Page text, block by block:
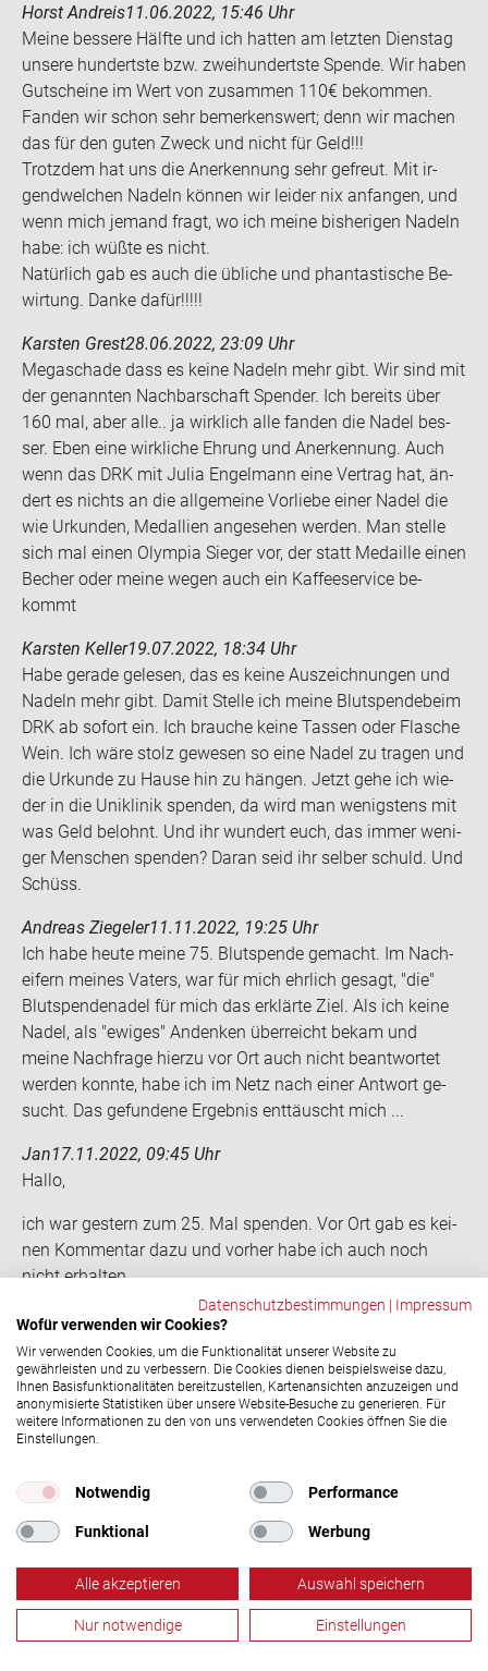
Horst Andreis11.06.2022, 15:46 Uhr
Meine bes­se­re Hälf­te und ich hat­ten am letz­ten Diens­tag
un­se­re hun­derts­te bzw. zwei­hun­derts­te Spen­de. Wir haben
Gut­schei­ne im Wert von zu­sam­men 110€ be­kom­men.
Fan­den wir schon sehr be­mer­kens­wert; denn wir ma­chen
das für den guten Zweck und nicht für Geld!!!
Trotz­dem hat uns die An­er­ken­nung sehr ge­freut. Mit ir­
gend­wel­chen Na­deln kön­nen wir lei­der nix an­fan­gen, und
wenn mich je­mand fragt, wo ich meine bis­he­ri­gen Na­deln
habe: ich wüßte es nicht.
Na­tür­lich gab es auch die üb­li­che und phan­tas­ti­sche Be­
wir­tung. Danke dafür!!!!!
Karsten Grest28.06.2022, 23:09 Uhr
Me­ga­scha­de dass es keine Na­deln mehr gibt. Wir sind mit
der ge­nann­ten Nach­bar­schaft Spen­der. Ich be­reits über
160 mal, aber alle.. ja wirk­lich alle fan­den die Nadel bes­
ser. Eben eine wirk­li­che Eh­rung und An­er­ken­nung. Auch
wenn das DRK mit Julia En­gel­mann eine Ver­trag hat, än­
dert es nichts an die all­ge­mei­ne Vor­lie­be einer Nadel die
wie Ur­kun­den, Medal­li­en an­ge­se­hen wer­den. Man stel­le
sich mal einen Olym­pia Sie­ger vor, der statt Me­dail­le einen
Be­cher oder meine wegen auch ein Kaf­fee­ser­vice be­
kommt
Karsten Keller19.07.2022, 18:34 Uhr
Habe ge­ra­de ge­le­sen, das es keine Aus­zeich­nun­gen und
Na­deln mehr gibt. Damit Stel­le ich meine Blut­spen­de­beim
DRK ab so­fort ein. Ich brau­che keine Tas­sen oder Fla­sche
Wein. Ich wäre stolz ge­we­sen so eine Nadel zu tra­gen und
die Ur­kun­de zu Hause hin zu hän­gen. Jetzt gehe ich wie­
der in die Uni­kli­nik spen­den, da wird man we­nigs­tens mit
was Geld be­lohnt. Und ihr wun­dert euch, das immer we­ni­
ger Men­schen spen­den? Daran seid ihr sel­ber schuld. Und
Schüss.
Andreas Ziegeler11.11.2022, 19:25 Uhr
Ich habe heute meine 75. Blut­spen­de ge­macht. Im Nach­
ei­fern mei­nes Va­ters, war für mich ehr­lich ge­sagt, "die"
Blut­spen­de­na­del für mich das er­klär­te Ziel. Als ich keine
Nadel, als "ewi­ges" An­denken über­reicht bekam und
meine Nach­fra­ge hier­zu vor Ort auch nicht be­ant­wor­tet
wer­den konn­te, habe ich im Netz nach einer Ant­wort ge­
sucht. Das ge­fun­de­ne Er­geb­nis ent­täuscht mich ...
Jan17.11.2022, 09:45 Uhr
Hallo,
ich war ges­tern zum 25. Mal spen­den. Vor Ort gab es kei­
nen Kom­men­tar dazu und vor­her habe ich auch noch
nicht er­hal­ten.
Wie komme ich zu mei­nen Ehren?
BG
Laura Pagel17.11.2022, 12:15 Uhr
Hallo Jan, es kann passieren, dass vor Ort ein
Spendejubiläum übersehen wir. Das sollte es natürlich
nicht und wir entschuldigen uns dafür bei dir! Bitte
11, damit wir dir dein Ehrungsgeschenk zukommen
lassen können. Danke für deinen Einsatz als
Manfred Hogg18.01.2023, 17:14 Uhr
In OHZ gibt es für die 50. Spen­de gar nichts mehr. Ich
Datenschutzbestimmungen | Impressum
Wofür verwenden wir Cookies?
Wir verwenden Cookies, um die Funktionalität unserer Website zu
gewährleisten und zu verbessern. Die Cookies dienen beispielsweise dazu,
Ihnen Basisfunktionalitäten bereitzustellen, Kartenansichten anzuzeigen und
anonymisierte Statistiken über unsere Website-Besuche zu generieren. Für
weitere Informationen zu den von uns verwendeten Cookies öffnen Sie die
Einstellungen.
Notwendig Performance
Funktional Werbung
Alle akzeptieren Auswahl speichern
Nur notwendige Einstellungen